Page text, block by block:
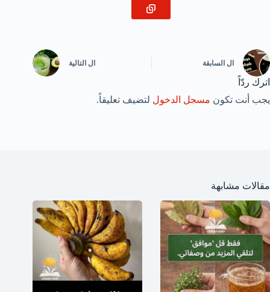
ال السابقة ال التالية
اترك ردّاً
يجب أنت تكون مسجل الدخول لتضيف تعليقاً.
مقالات مشابهة